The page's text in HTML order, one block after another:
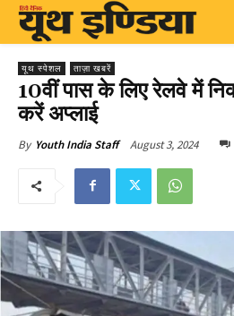
यूथ स्पेशल ताज़ा खबरें
10वीं पास के लिए रेलवे में
करें अप्लाई
By Youth India Staff August 3, 2024